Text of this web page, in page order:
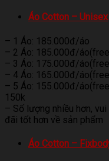
Áo Cotton – Unisex
– 1 Áo: 185.000đ/áo
– 2 Áo: 185.000đ/
– 3 Áo: 175.000đ/
– 4 Áo: 165.000đ/
– 5 Áo: 155.000đ/
150k
– Số lượng nhiều hơn,
đãi tốt hơn về sản phẩm
Áo Cotton –